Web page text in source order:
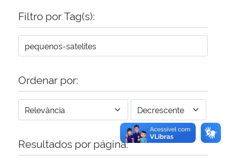
Secretaria de Governo
Gabinete de Segurança Institucional
Banco Central do Brasil
Filtro por Tag(s):
Ordenar por:
Resultados por página: